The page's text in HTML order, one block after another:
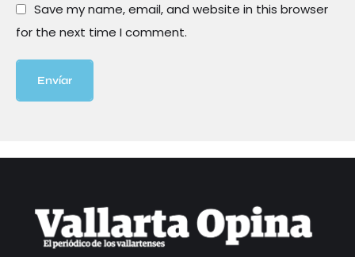
Save my name, email, and website in this browser
for the next time I comment.
Envíar